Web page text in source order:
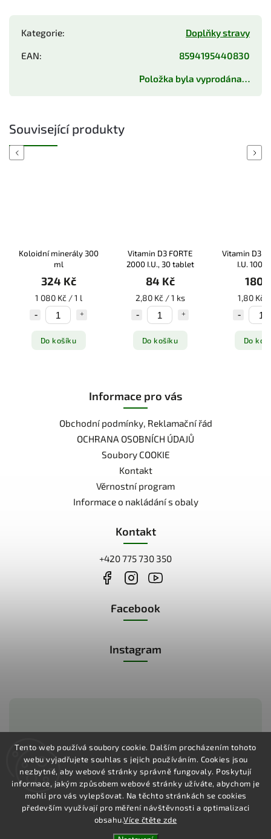
Tento web používá soubory cookie. Dalším procházením tohoto
webu vyjadřujete souhlas s jejich používáním. Cookies jsou
nezbytné, aby webové stránky správně fungovaly. Poskytují
informace, jakým způsobem webové stránky užíváte, abychom je
mohli pro vás vylepšovat. Na těchto stránkách se cookies
především využívají pro měření návštěvnosti a optimalizaci
obsahu.Více čtěte zde
Kategorie: Doplňky stravy
EAN: 8594195440830
Položka byla vyprodána…
Související produkty
Previous
Koloidní minerály 300
ml
324 Kč
1 080 Kč / 1 l
Do košíku
Vitamin D3 FORTE
2000 I.U., 30 tablet
84 Kč
2,80 Kč / 1 ks
Do košíku
Vitamin D3
I.U. 100
180
1,80 Kč /
Do
Next
Zákaznická podpora:
+420 775 730 350
Informace pro vás
Obchodní podmínky, Reklamační řád
OCHRANA OSOBNÍCH ÚDAJŮ
Soubory COOKIE
Kontakt
Věrnostní program
Informace o nakládání s obaly
Kontakt
+420 775 730 350
Facebook
Instagram
Copyright 2026Pharma Activ. Všechna práva vyhrazena.
VytvořilShoptet| Design